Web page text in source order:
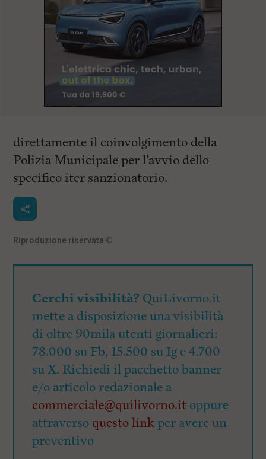
direttamente il coinvolgimento della
Polizia Municipale per l’avvio dello
specifico iter sanzionatorio.
Riproduzione riservata ©
Cerchi visibilità? QuiLivorno.it
mette a disposizione una visibilità
di oltre 90mila utenti giornalieri:
78.000 su Fb, 15.500 su Ig e 4.700
su X. Richiedi il pacchetto banner
e/o articolo redazionale a
commerciale@quilivorno.it oppure
attraverso questo linkper avere un
preventivo